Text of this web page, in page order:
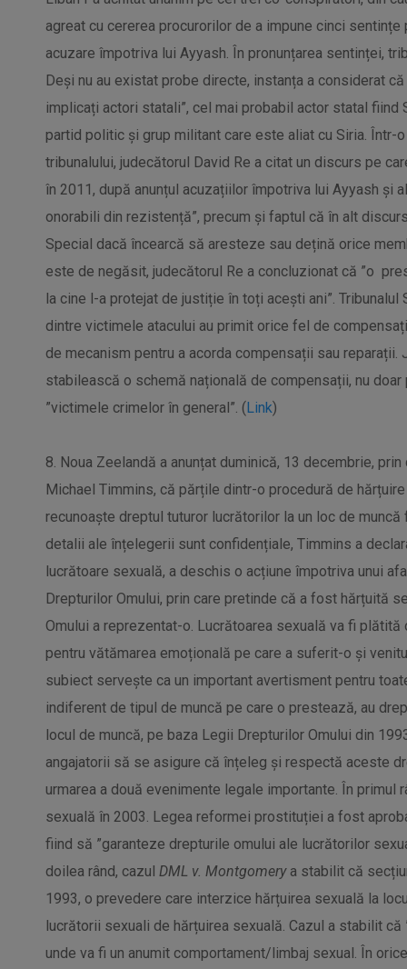
agreat cu cererea procurorilor de a impune cinci
acuzare împotriva lui Ayyash. În pronunțarea sentinței,
Deși nu au existat probe directe, instanța a considerat
implicați actori statali”, cel mai probabil actor statal fiind
partid politic și grup militant care este aliat cu Siria. Într-
tribunalului, judecătorul David Re a citat un discurs pe
în 2011, după anunțul acuzațiilor împotriva lui Ayyash și
onorabili din rezistență”, precum și faptul că în alt
Special dacă încearcă să aresteze sau dețină orice
este de negăsit, judecătorul Re a concluzionat că ”o
la cine l-a protejat de justiție în toți acești ani”.
dintre victimele atacului au primit orice fel de
de mecanism pentru a acorda compensații sau
stabilească o schemă națională de compensații, nu
”victimele crimelor în general”. (Link)
8. Noua Zeelandă a anunțat duminică, 13 decembrie,
Michael Timmins, că părțile dintr-o procedură de
recunoaște dreptul tuturor lucrătorilor la un loc de
detalii ale înțelegerii sunt confidențiale, Timmins a
lucrătoare sexuală, a deschis o acțiune împotriva unui
Drepturilor Omului, prin care pretinde că a fost hărțuită
Omului a reprezentat-o. Lucrătoarea sexuală va fi
pentru vătămarea emoțională pe care a suferit-o și
subiect servește ca un important avertisment pentru
indiferent de tipul de muncă pe care o prestează, au
locul de muncă, pe baza Legii Drepturilor Omului din
angajatorii să se asigure că înțeleg și respectă aceste
urmarea a două evenimente legale importante. În primul
sexuală în 2003. Legea reformei prostituției a fost
fiind să ”garanteze drepturile omului ale lucrătorilor
doilea rând, cazul DML v. Montgomerya stabilit că
1993, o prevedere care interzice hărțuirea sexuală la
lucrătorii sexuali de hărțuirea sexuală. Cazul a stabilit
unde va fi un anumit comportament/limbaj sexual. În